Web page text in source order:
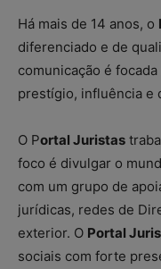
Há mais de 14 anos, o
diferenciado e de
comunicação é
prestígio, influência e
O Portal Juristas
foco é divulgar o
com um grupo de
jurídicas, redes de
exterior. O Portal
sociais com forte